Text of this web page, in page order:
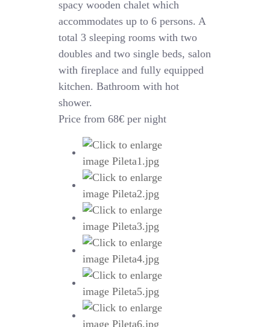
spacy wooden chalet which
accommodates up to 6 persons. A
total 3 sleeping rooms with two
doubles and two single beds, salon
with fireplace and fully equipped
kitchen. Bathroom with hot
shower.
Price from 68€ per night